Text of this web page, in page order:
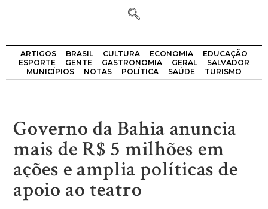
ARTIGOS BRASIL CULTURA ECONOMIA
EDUCAÇÃO
ESPORTE
GENTE GASTRONOMIA GERAL
SALVADOR
MUNICÍPIOS
NOTAS POLÍTICA SAÚDE TURISMO
Governo da Bahia anuncia
mais de R$ 5 milhões em
ações e amplia políticas de
apoio ao teatro